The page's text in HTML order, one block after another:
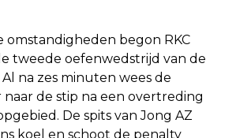
omstandigheden begon RKC
tweede oefenwedstrijd van de
na zes minuten wees de
de stip na een overtreding
De spits van Jong AZ
koel en schoot de penalty